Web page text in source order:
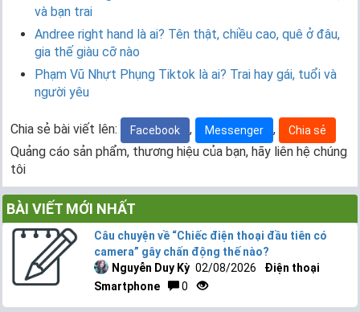
và bạn trai
Andree right hand là ai? Tên thật, chiều cao, quê ở đâu,
gia thế giàu cỡ nào
Phạm Vũ Nhựt Phụng Tiktok là ai? Trai hay gái, tuổi và
người yêu
Chia sẻ bài viết lên: Facebook , Messenger , Chia sẻ
Quảng cáo sản phẩm, thương hiệu của bạn, hãy liên hệ chúng
tôi
BÀI VIẾT MỚI NHẤT
Câu chuyện về “Chiếc điện thoại đầu tiên có
camera” gây chấn động thế nào?
Nguyễn Duy Kỳ 02/08/2026
Điện thoại
Smartphone
0